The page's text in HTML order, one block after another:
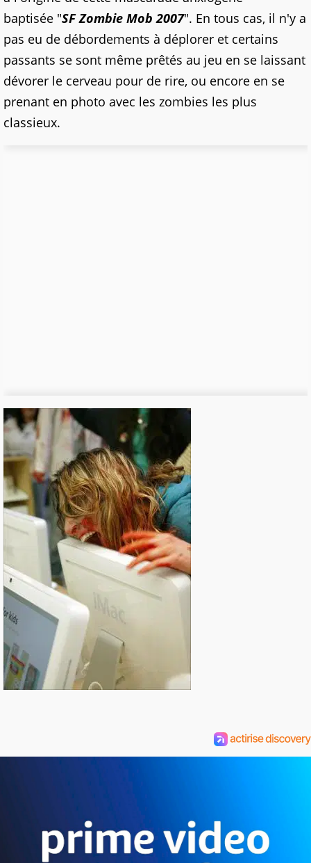
baptisée "SF Zombie Mob 2007". En tous cas, il n'y a
pas eu de débordements à déplorer et certains
passants se sont même prêtés au jeu en se laissant
dévorer le cerveau pour de rire, ou encore en se
prenant en photo avec les zombies les plus
classieux.